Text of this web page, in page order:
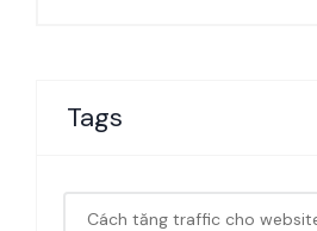
Tags
Cách tăng traffic cho